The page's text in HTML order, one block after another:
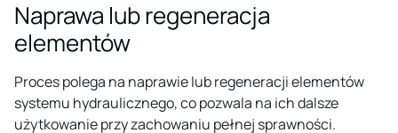
Naprawa lub regeneracja
elementów
Proces polega na naprawie lub regeneracji elementów
systemu hydraulicznego, co pozwala na ich dalsze
użytkowanie przy zachowaniu pełnej sprawności.